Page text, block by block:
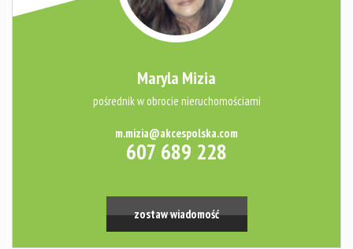
Maryla Mizia
pośrednik w obrocie nieruchomościami
m.mizia@akcespolska.com
607 689 228
zostaw wiadomość